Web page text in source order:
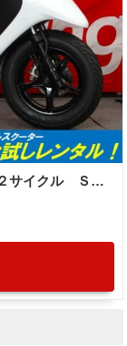
ヤマハ ＪＯＧ ＺＲ エボリューション ２サイクル ＳＡ１６Ｊ ノーマル アルミホイール